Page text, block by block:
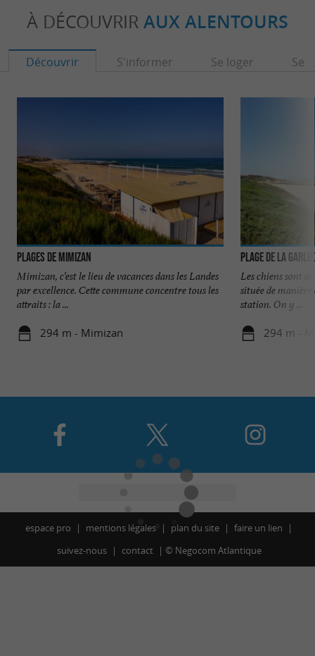
À DÉCOUVRIR AUX ALENTOURS
Découvrir S'informer Se loger Se
Plages de Mimizan
Mimizan, c’est le lieu de vacances dans les Landes
par excellence. Cette commune concentre tous les
attraits : la ...
294 m - Mimizan
Plage de la
Les chiens sont
située de
station. On y ...
294 m -
espace pro mentions légales plan du site
faire un lien
suivez-nous
contact © Negocom Atlantique